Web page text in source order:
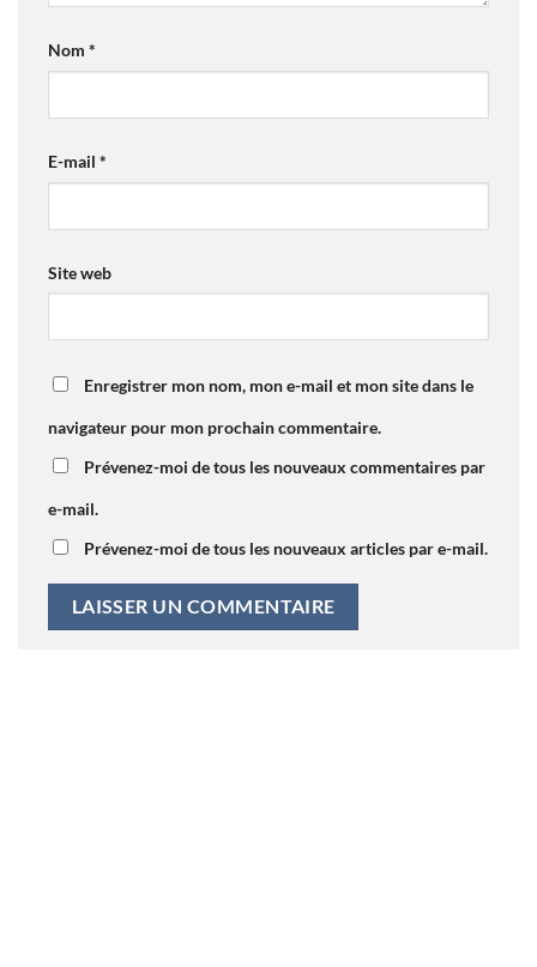
Nom *
E-mail *
Site web
Enregistrer mon nom, mon e-mail et mon site dans le
navigateur pour mon prochain commentaire.
Prévenez-moi de tous les nouveaux commentaires par
e-mail.
Prévenez-moi de tous les nouveaux articles par e-mail.